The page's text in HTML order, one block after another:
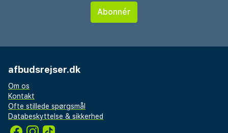
afbudsrejser.dk
Om os
Kontakt
Ofte stillede spørgsmål
Databeskyttelse & sikkerhed